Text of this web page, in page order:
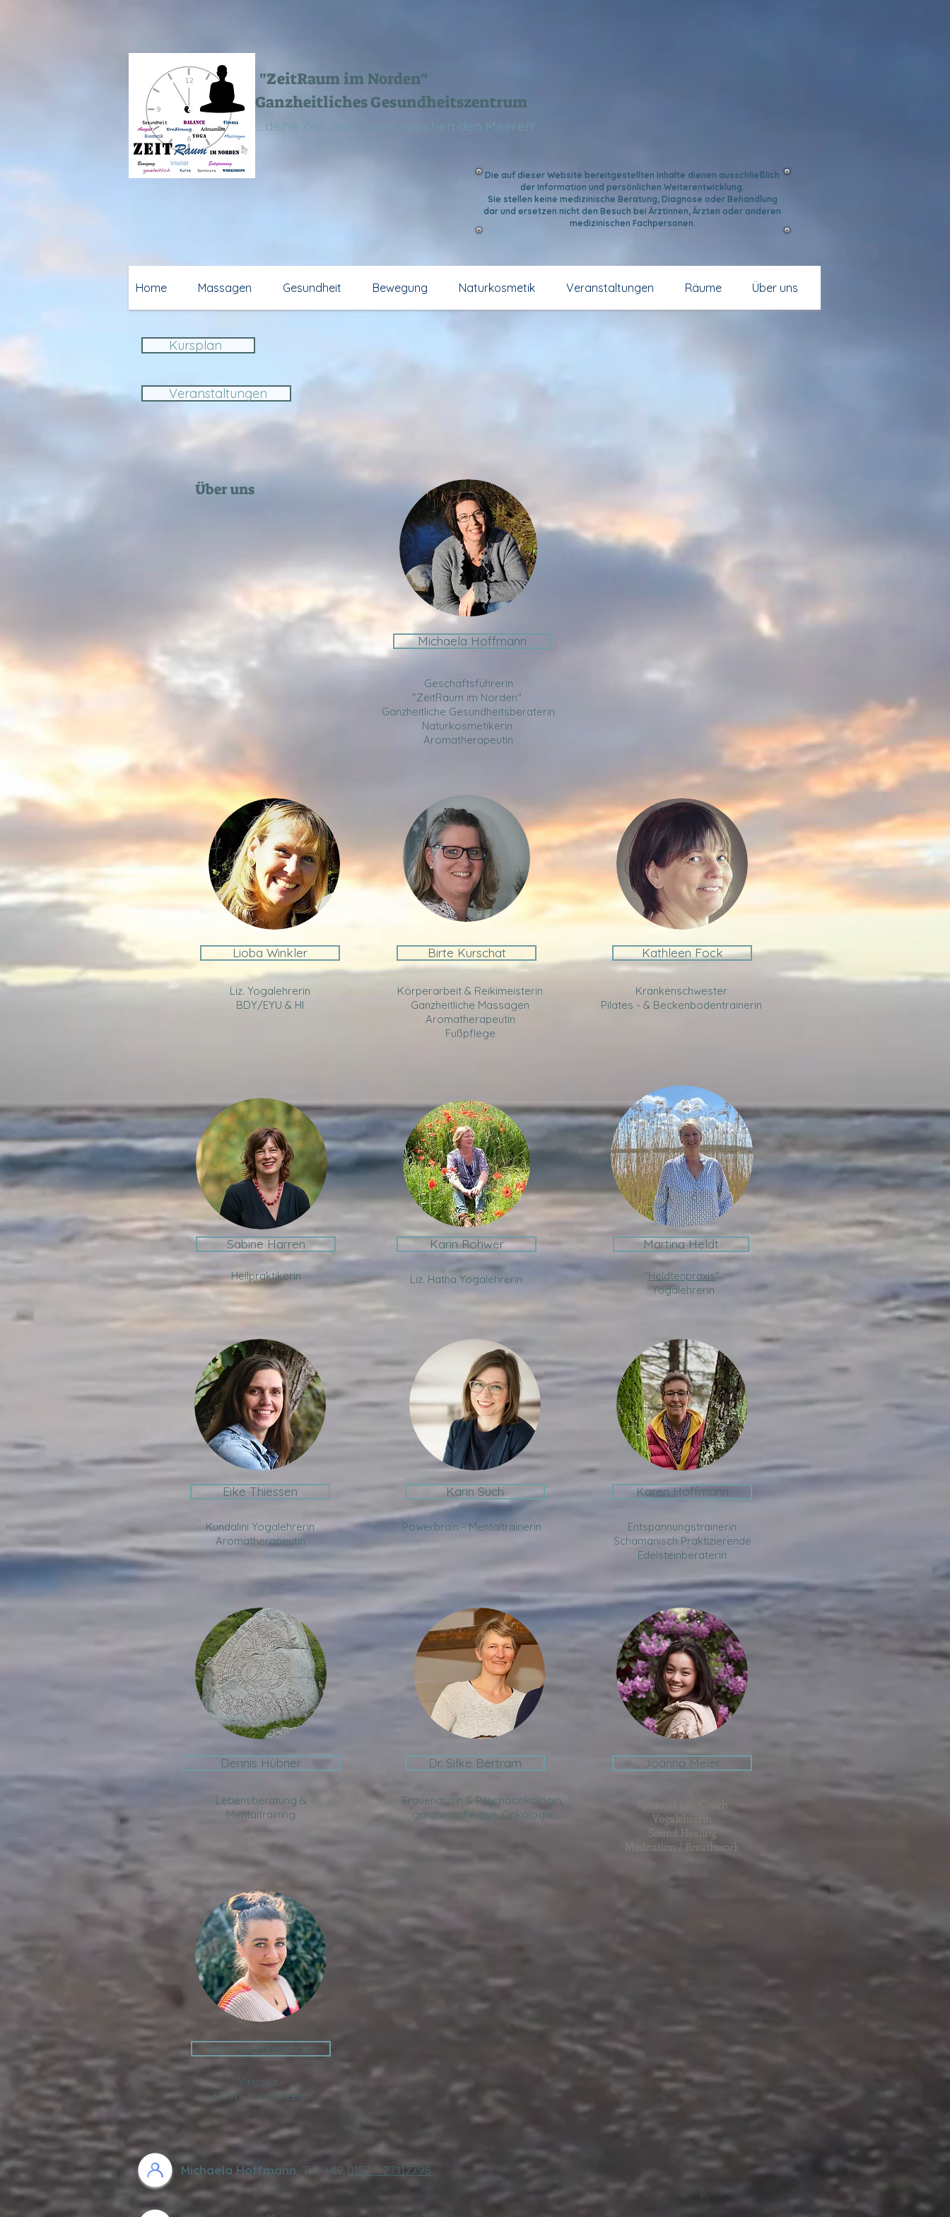
"ZeitRaum im Norden"
Ganzheitliches Gesundheitszentrum
... deine Zeit, dein Raum zwischen den Meeren!
Die auf dieser Website bereitgestellten Inhalte dienen ausschließlich
der Information und persönlichen Weiterentwicklung.
Sie stellen keine medizinische Beratung, Diagnose oder Behandlung
dar und ersetzen nicht den Besuch bei Ärztinnen, Ärzten oder anderen
medizinischen Fachpersonen.
Home Massagen Gesundheit Bewegung Naturkosmetik Veranstaltungen Räume Über uns
Kursplan
Veranstaltungen
Über uns
Michaela Hoffmann
Geschäftsführerin
"ZeitRaum im Norden"
Ganzheitliche Gesundheitsberaterin
Naturkosmetikerin
Aromatherapeutin
Lioba Winkler
Liz. Yogalehrerin
BDY/EYU & HI
Birte Kurschat
Körperarbeit & Reikimeisterin
Ganzheitliche Massagen
Aromatherapeutin
Fußpflege
Kathleen Fock
Krankenschwester
Pilates - & Beckenbodentrainerin
Sabine Harren
Heilpraktikerin
Eike Thiessen
Kundalini Yogalehrerin
Aromatherapeutin
Karin Rohwer
Liz. Hatha Yogalehrerin
Karin Such
Powerbrain -Mentaltrainerin
Martina Heldt
"Heldtenpraxis"
Yogalehrerin
Karen Hoffmann
Entspannungstrainerin
Schamanisch Praktizierende
Edelsteinberaterin
Dennis Hübner
Lebensberatung &
Mentaltraining
Dr. Silke Bertram
Frauenärztin & Psychoonkologin,
ganzheitliche gyn. Onkologie
Joanna Meier
Spiritual Life Coach
Yogalehrerin
Sound Healing
Meditation / Breathwork
Sandra Bakenstoss
Vinyasa -
& Yin - Yogalehrerin
Michaela Hoffmann , Tel. +49 0152 - 27117798